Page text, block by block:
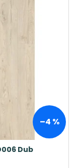
–4 %
Dub